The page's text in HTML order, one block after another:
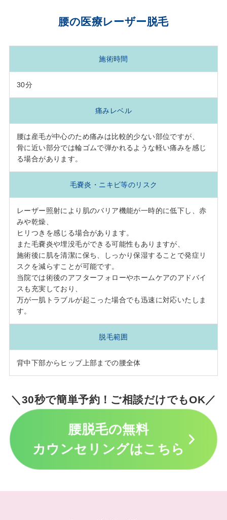
腰の医療レーザー脱毛
施術時間
30分
痛みレベル
腰は産毛が中心のため痛みは比較的少ない部位ですが、
骨に近い部分では輪ゴムで弾かれるような軽い痛みを感じ
る場合があります。
毛嚢炎・ニキビ等のリスク
レーザー照射により肌のバリア機能が一時的に低下し、赤
みや乾燥、
ヒリつきを感じる場合があります。
また毛嚢炎や埋没毛ができる可能性もありますが、
施術後に肌を清潔に保ち、しっかり保湿することで発症リ
スクを減らすことが可能です。
当院では術後のアフターフォローやホームケアのアドバイ
スも充実しており、
万が一肌トラブルが起こった場合でも迅速に対応いたしま
す。
脱毛範囲
背中下部からヒップ上部までの腰全体
＼30秒で簡単予約！ご相談だけでもOK／
腰脱毛の無料
カウンセリングはこちら